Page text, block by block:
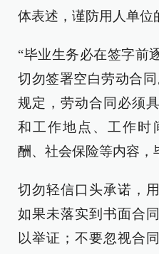
体表述，谨防用人单位
“毕业生务必在签字前
切勿签署空白劳动合
规定，劳动合同必须
和工作地点、工作时
酬、社会保险等内容，
切勿轻信口头承诺，
如果未落实到书面合
以举证；不要忽视合